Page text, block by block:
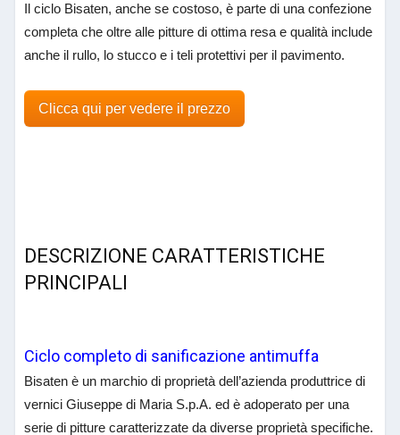
Il ciclo Bisaten, anche se costoso, è parte di una confezione
completa che oltre alle pitture di ottima resa e qualità include
anche il rullo, lo stucco e i teli protettivi per il pavimento.
Clicca qui per vedere il prezzo
DESCRIZIONE CARATTERISTICHE
PRINCIPALI
Ciclo completo di sanificazione antimuffa
Bisaten è un marchio di proprietà dell’azienda produttrice di
vernici Giuseppe di Maria S.p.A. ed è adoperato per una
serie di pitture caratterizzate da diverse proprietà specifiche.